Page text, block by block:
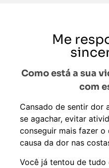
Me
Como está a sua
com
Cansado de sentir dor
se agachar, evitar
conseguir mais fazer
causa da dor nas
Você já tentou de tudo